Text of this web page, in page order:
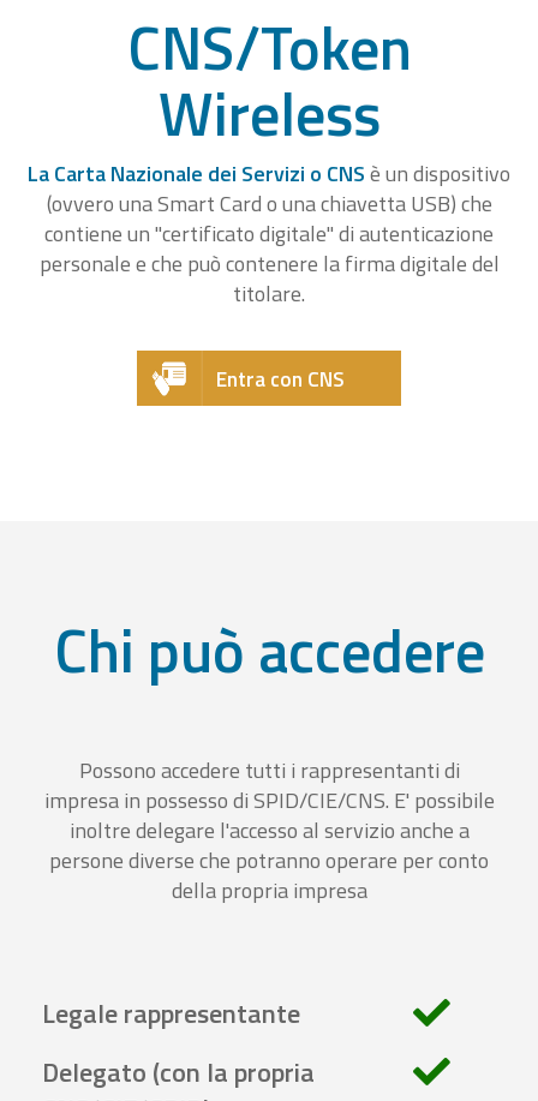
CNS/Token
Wireless
La Carta Nazionale dei Servizi o CNSè un dispositivo
(ovvero una Smart Card o una chiavetta USB) che
contiene un "certificato digitale" di autenticazione
personale e che può contenere la firma digitale del
titolare.
Entra con CNS
Chi può accedere
Possono accedere tutti i rappresentanti di
impresa in possesso di SPID/CIE/CNS. E' possibile
inoltre delegare l'accesso al servizio anche a
persone diverse che potranno operare per conto
della propria impresa
Legale rappresentante
Delegato (con la propria